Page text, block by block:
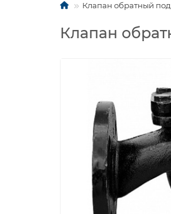
Клапан обратный
Клапан